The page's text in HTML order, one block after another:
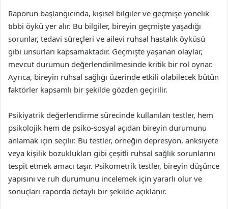
Raporun başlangıcında, kişisel bilgiler ve geçmişe yönelik
tıbbi öykü yer alır. Bu bilgiler, bireyin geçmişte yaşadığı
sorunlar, tedavi süreçleri ve ailevi ruhsal hastalık öyküsü
gibi unsurları kapsamaktadır. Geçmişte yaşanan olaylar,
mevcut durumun değerlendirilmesinde kritik bir rol oynar.
Ayrıca, bireyin ruhsal sağlığı üzerinde etkili olabilecek bütün
faktörler kapsamlı bir şekilde gözden geçirilir.
Psikiyatrik değerlendirme sürecinde kullanılan testler, hem
psikolojik hem de psiko-sosyal açıdan bireyin durumunu
anlamak için seçilir. Bu testler, örneğin depresyon, anksiyete
veya kişilik bozuklukları gibi çeşitli ruhsal sağlık sorunlarını
tespit etmek amacı taşır. Psikometrik testler, bireyin düşünce
yapısını ve ruh durumunu incelemek için yararlı olur ve
sonuçları raporda detaylı bir şekilde açıklanır.